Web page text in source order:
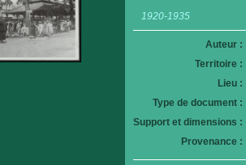
1920-1935
Auteur :
Territoire :
Lieu :
Type de document :
Support et dimensions :
Provenance :